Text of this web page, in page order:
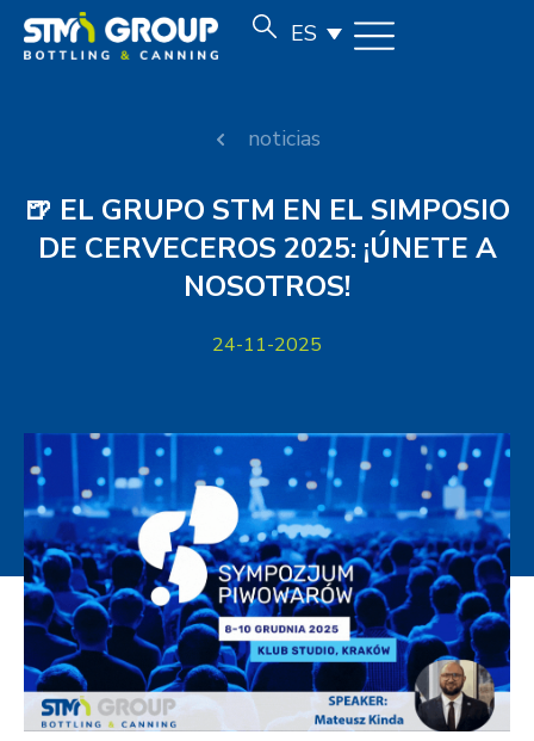
ES
noticias
🍺 EL GRUPO STM EN EL SIMPOSIO
DE CERVECEROS 2025: ¡ÚNETE A
NOSOTROS!
24-11-2025